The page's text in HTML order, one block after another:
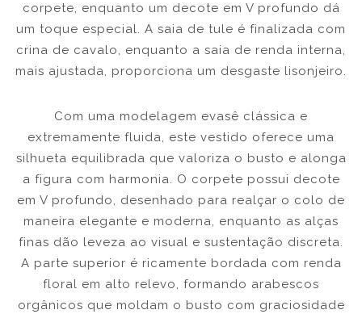
corpete, enquanto um decote em V profundo dá
um toque especial. A saia de tule é finalizada com
crina de cavalo, enquanto a saia de renda interna,
mais ajustada, proporciona um desgaste lisonjeiro.
Com uma modelagem evasê clássica e
extremamente fluida, este vestido oferece uma
silhueta equilibrada que valoriza o busto e alonga
a figura com harmonia. O corpete possui decote
em V profundo, desenhado para realçar o colo de
maneira elegante e moderna, enquanto as alças
finas dão leveza ao visual e sustentação discreta.
A parte superior é ricamente bordada com renda
floral em alto relevo, formando arabescos
orgânicos que moldam o busto com graciosidade